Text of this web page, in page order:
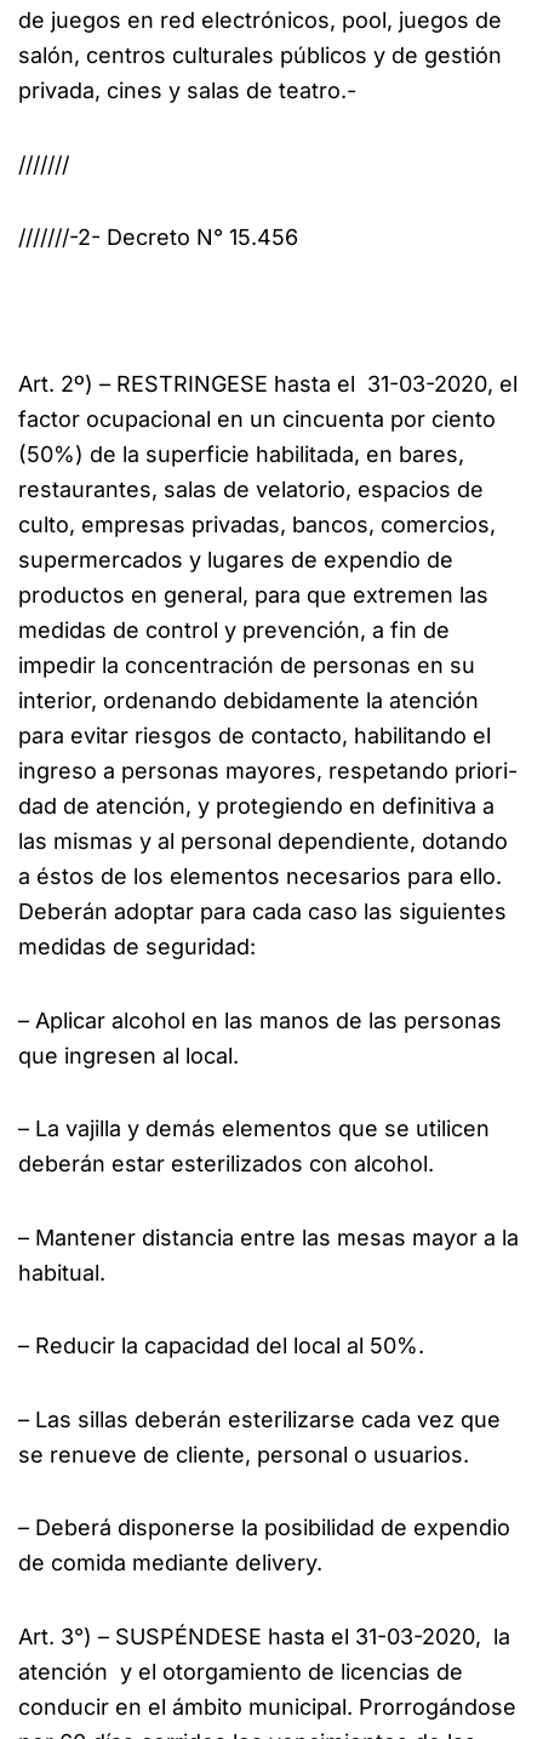
de juegos en red electrónicos, pool, juegos de
salón, centros culturales públicos y de gestión
privada, cines y salas de teatro.-
///////
///////-2- Decreto N° 15.456
Art. 2º) – RESTRINGESE hasta el 31-03-2020, el
factor ocupacional en un cincuenta por ciento
(50%) de la superficie habilitada, en bares,
restaurantes, salas de velatorio, espacios de
culto, empresas privadas, bancos, comercios,
supermercados y lugares de expendio de
productos en general, para que extremen las
medidas de control y prevención, a fin de
impedir la concentración de personas en su
interior, ordenando debidamente la atención
para evitar riesgos de contacto, habilitando el
ingreso a personas mayores, respetando priori-
dad de atención, y protegiendo en definitiva a
las mismas y al personal dependiente, dotando
a éstos de los elementos necesarios para ello.
Deberán adoptar para cada caso las siguientes
medidas de seguridad:
– Aplicar alcohol en las manos de las personas
que ingresen al local.
– La vajilla y demás elementos que se utilicen
deberán estar esterilizados con alcohol.
– Mantener distancia entre las mesas mayor a la
habitual.
– Reducir la capacidad del local al 50%.
– Las sillas deberán esterilizarse cada vez que
se renueve de cliente, personal o usuarios.
– Deberá disponerse la posibilidad de expendio
de comida mediante delivery.
Art. 3°) – SUSPÉNDESE hasta el 31-03-2020, la
atención y el otorgamiento de licencias de
conducir en el ámbito municipal. Prorrogándose